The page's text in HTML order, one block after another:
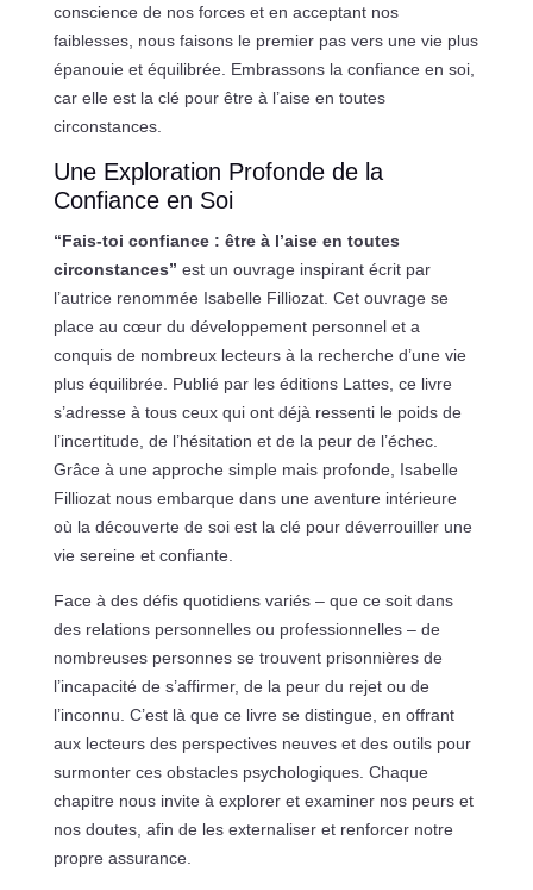
conscience de nos forces et en acceptant nos
faiblesses, nous faisons le premier pas vers une vie plus
épanouie et équilibrée. Embrassons la confiance en soi,
car elle est la clé pour être à l’aise en toutes
circonstances.
Une Exploration Profonde de la
Confiance en Soi
“Fais-toi confiance : être à l’aise en toutes
circonstances” est un ouvrage inspirant écrit par
l’autrice renommée Isabelle Filliozat. Cet ouvrage se
place au cœur du développement personnel et a
conquis de nombreux lecteurs à la recherche d’une vie
plus équilibrée. Publié par les éditions Lattes, ce livre
s’adresse à tous ceux qui ont déjà ressenti le poids de
l’incertitude, de l’hésitation et de la peur de l’échec.
Grâce à une approche simple mais profonde, Isabelle
Filliozat nous embarque dans une aventure intérieure
où la découverte de soi est la clé pour déverrouiller une
vie sereine et confiante.
Face à des défis quotidiens variés – que ce soit dans
des relations personnelles ou professionnelles – de
nombreuses personnes se trouvent prisonnières de
l’incapacité de s’affirmer, de la peur du rejet ou de
l’inconnu. C’est là que ce livre se distingue, en offrant
aux lecteurs des perspectives neuves et des outils pour
surmonter ces obstacles psychologiques. Chaque
chapitre nous invite à explorer et examiner nos peurs et
nos doutes, afin de les externaliser et renforcer notre
propre assurance.